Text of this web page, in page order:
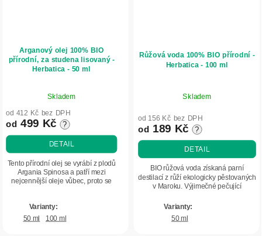
Arganový olej 100% BIO
přírodní, za studena lisovaný -
Herbatica - 50 ml
hodnocení
produktu
je
5,0
z
5
hvězdiček.
Skladem
od 412 Kč bez DPH
od 499 Kč ?
DETAIL
Tento přírodní olej se vyrábí z plodů
Argania Spinosa a patří mezi
nejcennější oleje vůbec, proto se
kyseliny (omega 3 a...
50 ml
100 ml
Růžová voda 100% BIO přírodní -
Herbatica - 100 ml
Skladem
od 156 Kč bez DPH
od 189 Kč ?
DETAIL
BIO růžová voda získaná parní
destilací z růží ekologicky pěstovaných
v Maroku. Výjimečné pečující
zamilujete.
50 ml